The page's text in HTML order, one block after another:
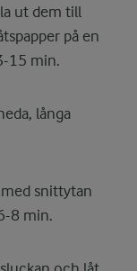
ut dem till
på en
15 min.
långa
snittytan
8 min.